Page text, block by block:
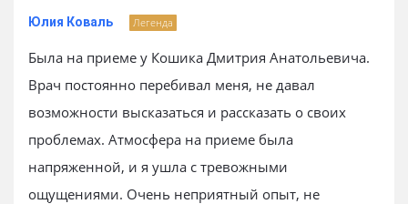
Юлия Коваль Легенда
Была на приеме у Кошика Дмитрия Анатольевича.
Врач постоянно перебивал меня, не давал
возможности высказаться и рассказать о своих
проблемах. Атмосфера на приеме была
напряженной, и я ушла с тревожными
ощущениями. Очень неприятный опыт, не